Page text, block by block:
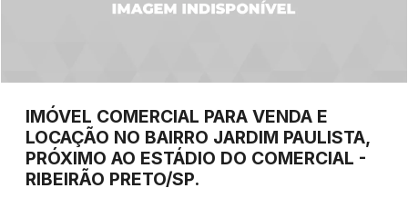
IMÓVEL COMERCIAL PARA VENDA E
LOCAÇÃO NO BAIRRO JARDIM PAULISTA,
PRÓXIMO AO ESTÁDIO DO COMERCIAL -
RIBEIRÃO PRETO/SP.